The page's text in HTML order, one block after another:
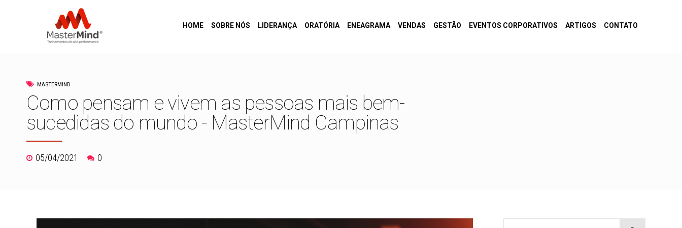
HOME SOBRE NÓS LIDERANÇA ORATÓRIA ENEAGRAMA VENDAS GESTÃO EVENTOS CORPORATIVOS ARTIGOS CONTATO
MASTERMIND
Como pensam e vivem as pessoas mais bem-
sucedidas do mundo - MasterMind Campinas
05/04/2021 0